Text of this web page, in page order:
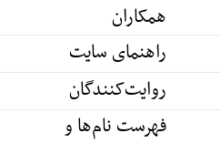
همکاران
راهنمای سایت
روایت‌کنندگان
فهرست نام‌ها و